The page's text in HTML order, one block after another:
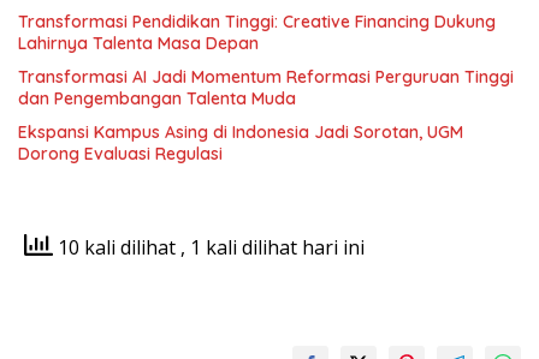
Transformasi Pendidikan Tinggi: Creative Financing Dukung
Lahirnya Talenta Masa Depan
Transformasi AI Jadi Momentum Reformasi Perguruan Tinggi
dan Pengembangan Talenta Muda
Ekspansi Kampus Asing di Indonesia Jadi Sorotan, UGM
Dorong Evaluasi Regulasi
10 kali dilihat , 1 kali dilihat hari ini